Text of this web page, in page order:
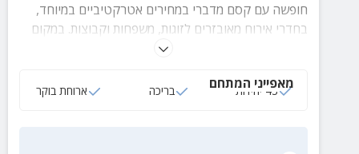
חופשה עם קסם מדברי במחירים אטרקטיביים במיוחד,
בחדרי אירוח מאובזרים לזוגות, משפחות וקבוצות. במקום
תיהנו גם מבריכה וארוחת בוקר טרייה המוגשת מידי יום.
מאפייני המתחם
43 יחידות בריכה ארוחת בוקר